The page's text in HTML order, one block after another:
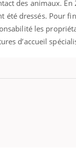
des animaux.
été dressés. Pour
les
d’accueil